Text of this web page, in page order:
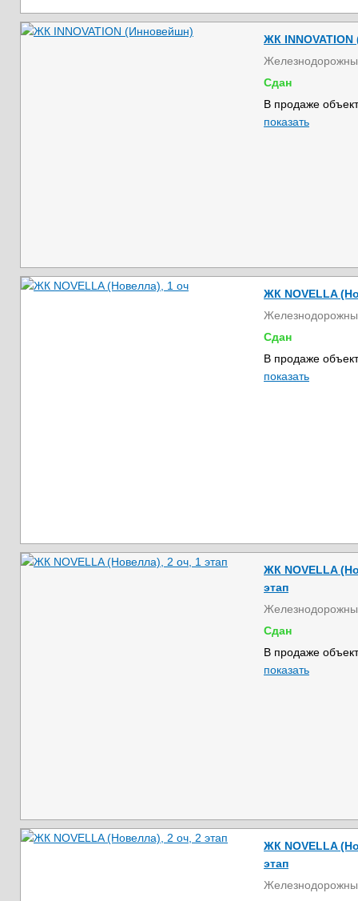
ЖК
Сдан
В продаже
показать
ЖК NOVELLA
Сдан
В продаже
показать
ЖК NOVELLA
этап
Сдан
В продаже
показать
ЖК NOVELLA
этап